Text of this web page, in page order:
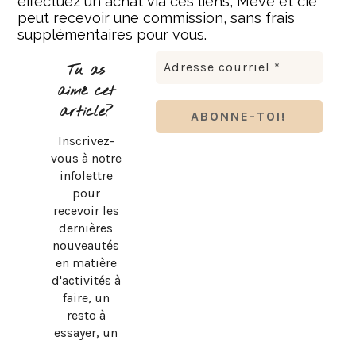
peut recevoir une commission, sans frais
supplémentaires pour vous.
Tu as
aimé cet
article?
Inscrivez-
vous à notre
infolettre
pour
recevoir les
dernières
nouveautés
en matière
d'activités à
faire, un
resto à
essayer, un